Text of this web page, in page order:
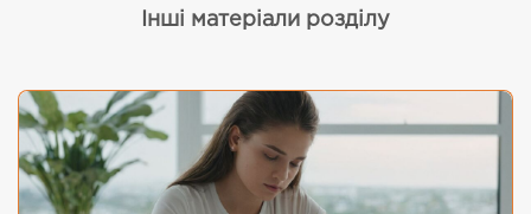
Інші матеріали розділу